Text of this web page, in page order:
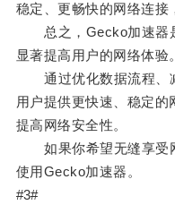
稳定、更畅快的网络连接
总之，Gecko加速器
显著提高用户的网络体验。
通过优化数据流程、
用户提供更快速、稳定的
提高网络安全性。
如果你希望无缝享受
使用Gecko加速器。
#3#